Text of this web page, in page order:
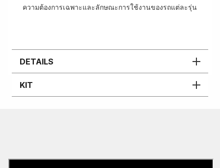
ความต้องการเฉพาะและลักษณะการใช้งานของรถแต่ละรุ่น
DETAILS
KIT